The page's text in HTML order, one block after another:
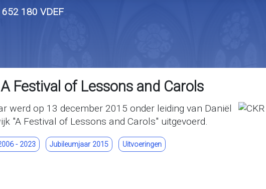
Festival of Lessons and Carols
werd op 13 december 2015 onder leiding van Daniël
"A Festival of Lessons and Carols" uitgevoerd.
- 2023 Jubileumjaar 2015 Uitvoeringen